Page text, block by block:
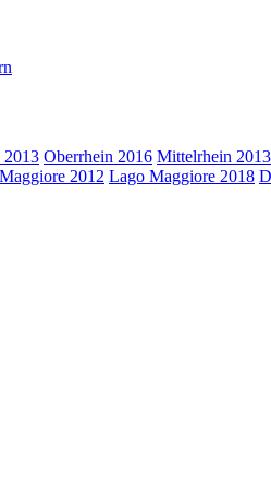
2013 Oberrhein 2016 Mittelrhein 2013
2012 Lago Maggiore 2018